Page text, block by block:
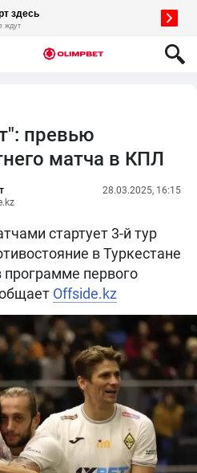
превью
матча в КПЛ
28.03.2025, 16:15
стартует 3-й тур
в Туркестане
первого
Offside.kz